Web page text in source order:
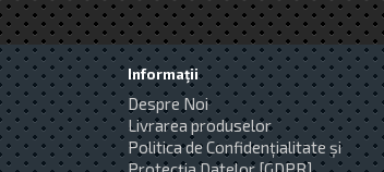
Informaţii
Despre Noi
Livrarea produselor
Politica de Confidențialitate și